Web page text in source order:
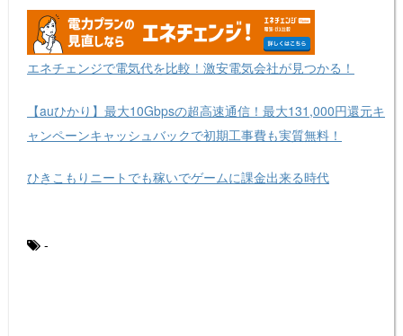
エネチェンジで電気代を比較！激安電気会社が見つかる！
【auひかり】最大10Gbpsの超高速通信！最大131,000円還元キ
ャンペーンキャッシュバックで初期工事費も実質無料！
ひきこもりニートでも稼いでゲームに課金出来る時代
-